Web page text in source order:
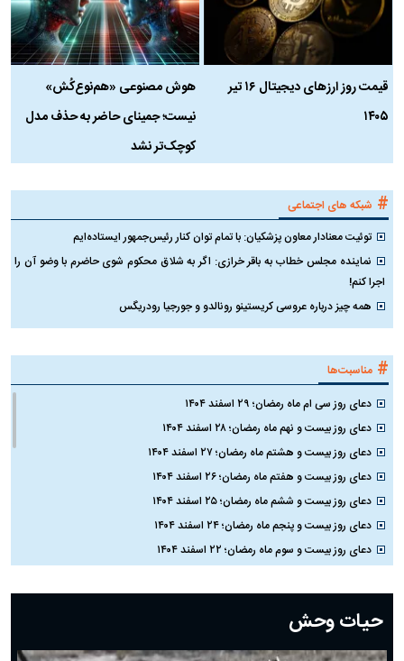
قیمت روز ارز‌های دیجیتال ۱۶ تیر
۱۴۰۵
هوش مصنوعی «هم‌نوع‌کُش»
نیست؛ جمینای حاضر به حذف مدل
کوچک‌تر نشد
# شبکه های اجتماعی
توئیت معنادار معاون پزشکیان: با تمام توان کنار رئیس‌جمهور ایستاده‌ایم
نماینده مجلس خطاب به باقر خرازی: اگر به شلاق محکوم شوی حاضرم با وضو آن را
اجرا کنم!
همه چیز درباره عروسی کریستینو رونالدو و جورجیا رودریگس
# مناسبت‌ها
دعای روز سی ام ماه رمضان؛ ۲۹ اسفند ۱۴۰۴
دعای روز بیست و نهم ماه رمضان؛ ۲۸ اسفند ۱۴۰۴
دعای روز بیست و هشتم ماه رمضان؛ ۲۷ اسفند ۱۴۰۴
دعای روز بیست و هفتم ماه رمضان؛ ۲۶ اسفند ۱۴۰۴
دعای روز بیست و ششم ماه رمضان؛ ۲۵ اسفند ۱۴۰۴
دعای روز بیست و پنجم ماه رمضان؛ ۲۴ اسفند ۱۴۰۴
دعای روز بیست و سوم ماه رمضان؛ ۲۲ اسفند ۱۴۰۴
دعای روز بیستم ماه رمضان؛ ۱۹ اسفند ۱۴۰۴
دعای روز هشتم ماه مبارک رمضان؛ ۷ اسفند ماه ۱۴۰۴
دعای روز هفتم ماه رمضان؛ ۶ اسفند ۱۴۰۴
حیات وحش